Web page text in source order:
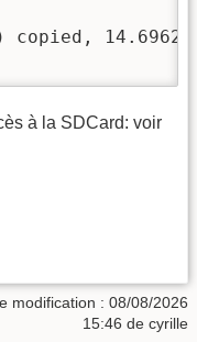
copied,
à la SDCard: voir
modification : 08/08/2026
15:46 de cyrille